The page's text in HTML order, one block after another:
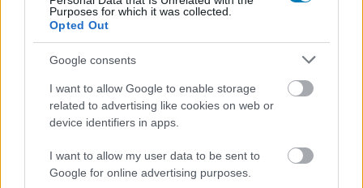
Purposes for which it was collected.
Opted Out
Google consents
I want to allow Google to enable storage
related to advertising like cookies on web or
device identifiers in apps.
I want to allow my user data to be sent to
Google for online advertising purposes.
Furcsa hiba okoz véletlenszerű halálokat az EA
új shooterében.
Unmute Loaded
Ha van idegesítő hiba egy játékban, különösen egy
multiplayer címben, akkor az az indokolatlan elhalálozás.
Egy furcsa, ám annál bosszantóbb hiba most éppen ezt
okozza a Battlefield 6-ban: a játékosok véletlenszerűen